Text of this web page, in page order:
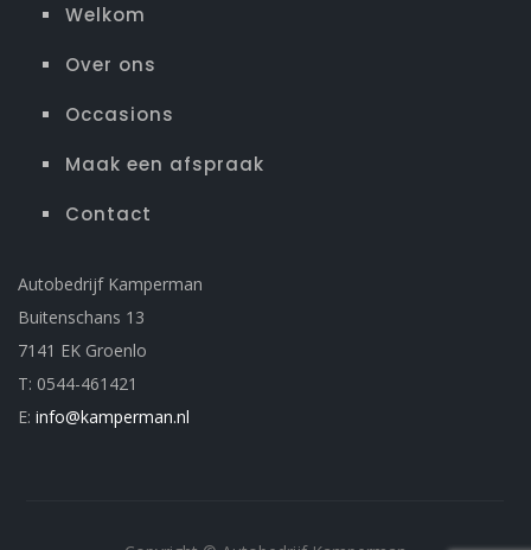
Welkom
Over ons
Occasions
Maak een afspraak
Contact
Autobedrijf Kamperman
Buitenschans 13
7141 EK Groenlo
T: 0544-461421
E: info@kamperman.nl